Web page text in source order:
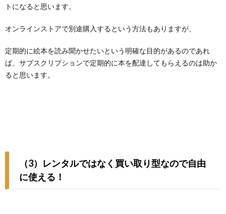
トになると思います。
オンラインストアで別途購入するという方法もありますが、
定期的に絵本を読み聞かせたいという明確な目的があるのであれ
ば、サブスクリプションで定期的に本を配達してもらえるのは助か
ると思います。
（3）レンタルではなく買い取り型なので自由
に使える！